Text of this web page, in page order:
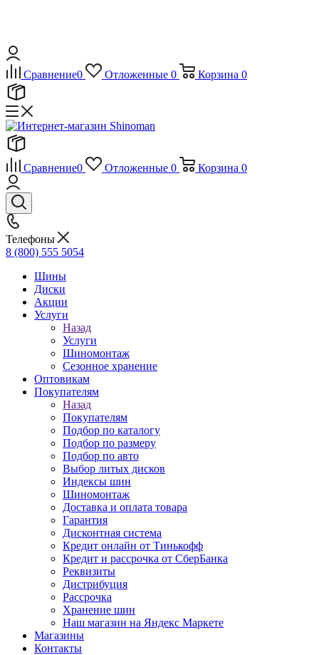
Сравнение0 Отложенные 0 Корзина 0
Сравнение0 Отложенные 0 Корзина 0
Телефоны
8 (800) 555 5054
Шины
Диски
Акции
Услуги
Назад
Услуги
Шиномонтаж
Сезонное хранение
Оптовикам
Покупателям
Назад
Покупателям
Подбор по каталогу
Подбор по размеру
Подбор по авто
Выбор литых дисков
Индексы шин
Шиномонтаж
Доставка и оплата товара
Гарантия
Дисконтная система
Кредит онлайн от Тинькофф
Кредит и рассрочка от СберБанка
Реквизиты
Дистрибуция
Рассрочка
Хранение шин
Наш магазин на Яндекс Маркете
Магазины
Контакты